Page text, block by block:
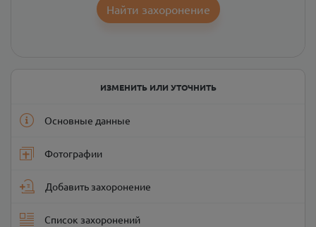
Найти захоронение
ИЗМЕНИТЬ ИЛИ УТОЧНИТЬ
Основные данные
Фотографии
Добавить захоронение
Список захоронений